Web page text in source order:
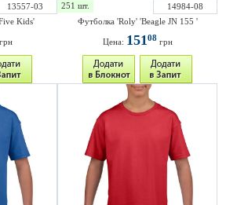
13557-03
Kids'
грн
251 шт.
14984-08
Футболка 'Roly' 'Beagle JN 155 '
Цена: 15108грн